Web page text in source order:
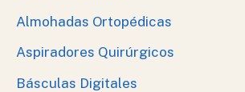
Almohadas Ortopédicas
Aspiradores Quirúrgicos
Básculas Digitales